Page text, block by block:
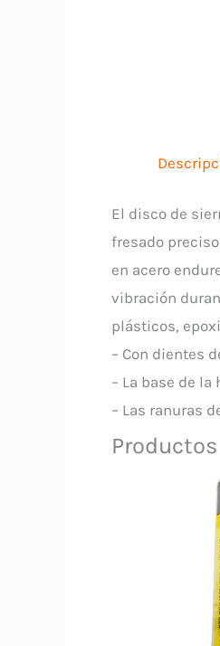
El disco de
fresado
en acero
vibración
plásticos,
– Con dientes
– La base de
– Las ranuras